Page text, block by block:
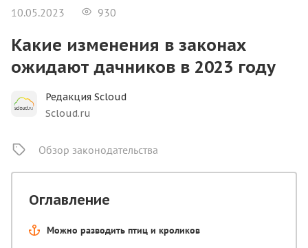
10.05.2023 930
Какие изменения в законах
ожидают дачников в 2023 году
Редакция Scloud
Scloud.ru
Обзор законодательства
Оглавление
Можно разводить птиц и кроликов